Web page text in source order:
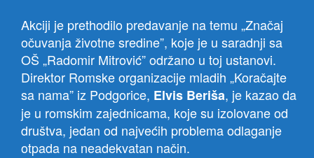
Akciji je prethodilo predavanje na temu „Značaj
očuvanja životne sredine”, koje je u saradnji sa
OŠ „Radomir Mitrović” održano u toj ustanovi.
Direktor Romske organizacije mladih „Koračajte
sa nama” iz Podgorice, Elvis Beriša, je kazao da
je u romskim zajednicama, koje su izolovane od
društva, jedan od najvećih problema odlaganje
otpada na neadekvatan način.